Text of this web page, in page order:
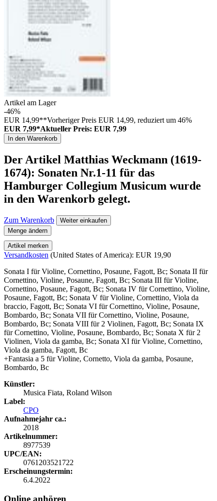
Artikel am Lager
-46%
EUR 14,99**Vorheriger Preis EUR 14,99, reduziert um 46%
EUR 7,99*Aktueller Preis: EUR 7,99
In den Warenkorb
Der Artikel Matthias Weckmann (1619-
1674): Sonaten Nr.1-11 für das
Hamburger Collegium Musicum wurde
in den Warenkorb gelegt.
Zum Warenkorb
Weiter einkaufen
Menge ändern
Artikel merken
Versandkosten (United States of America): EUR 19,90
Sonata I für Violine, Cornettino, Posaune, Fagott, Bc; Sonata II für
Cornettino, Violine, Posaune, Fagott, Bc; Sonata III für Violine,
Cornettino, Posaune, Fagott, Bc; Sonata IV für Cornettino, Violine,
Posaune, Fagott, Bc; Sonata V für Violine, Cornettino, Viola da
braccio, Fagott, Bc; Sonata VI für Cornettino, Violine, Posaune,
Bombardo, Bc; Sonata VII für Cornettino, Violine, Posaune,
Bombardo, Bc; Sonata VIII für 2 Violinen, Fagott, Bc; Sonata IX
für Cornettino, Violine, Posaune, Bombardo, Bc; Sonata X für 2
Violinen, Viola da gamba, Bc; Sonata XI für Violine, Cornettino,
Viola da gamba, Fagott, Bc
+Fantasia a 5 für Violine, Cornetto, Viola da gamba, Posaune,
Bombardo, Bc
Künstler:
Musica Fiata, Roland Wilson
Label:
CPO
Aufnahmejahr ca.:
2018
Artikelnummer:
8977539
UPC/EAN:
0761203521722
Erscheinungstermin:
6.4.2022
Online anhören